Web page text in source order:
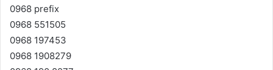
0968 prefix
0968 551505
0968 197453
0968 1908279